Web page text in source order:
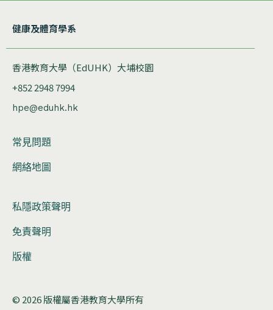
健康及體育學系
香港教育大學（EdUHK）大埔校園
+852 2948 7994
hpe@eduhk.hk
常見問題
網絡地圖
私隱政策聲明
免責聲明
版權
© 2026 版權屬香港教育大學所有